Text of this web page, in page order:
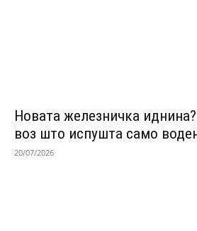
Новата железничка
воз што испушта само
20/07/2026